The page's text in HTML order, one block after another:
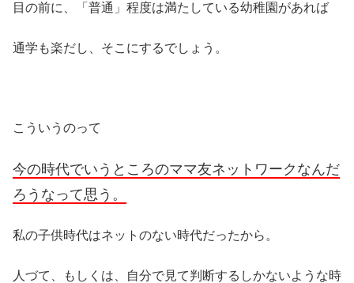
目の前に、「普通」程度は満たしている幼稚園があれば
通学も楽だし、そこにするでしょう。
こういうのって
今の時代でいうところのママ友ネットワークなんだ
ろうなって思う。
私の子供時代はネットのない時代だったから。
人づて、もしくは、自分で見て判断するしかないような時